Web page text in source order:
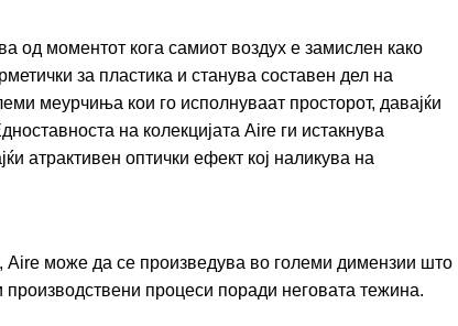
од моментот кога самиот воздух е замислен како
за пластика и станува составен дел на
меурчиња кои го исполнуваат просторот, давајќи
на колекцијата Aire ги истакнува
атрактивен оптички ефект кој наликува на
Aire може да се произведува во големи димензии што
процеси поради неговата тежина.